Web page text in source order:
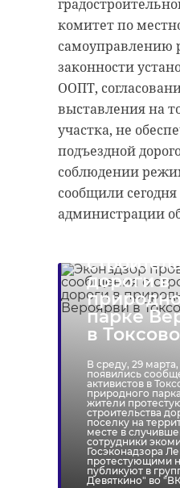
комитет по
самоуправлению
законности
ООПТ,
выставления на
участка, не
подъездной
соблюдении
сообщили
администрации
проверяет
дороги в
парке
в Токсово
В среду, 29
появились
активистов в
природного
жители
строительства
поселку на
месте в
сотрудники
Госэконадзора
протестующими
публикуют в
Девяткино" во